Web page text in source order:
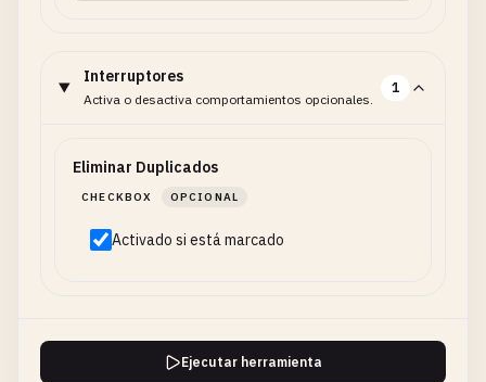
Interruptores
Activa o desactiva comportamientos opcionales.
1
Eliminar Duplicados
CHECKBOX OPCIONAL
Activado si está marcado
Ejecutar herramienta